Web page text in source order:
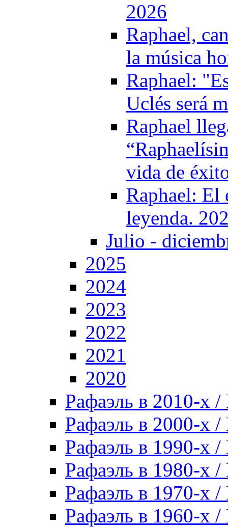
2026
Raphael,
la música
Raphael:
Uclés será
Raphael
vida de
Raphael: El
leyenda.
Julio -
2025
2024
2023
2022
2021
2020
Рафаэль в 2010-х /
Рафаэль в 2000-х /
Рафаэль в 1990-х /
Рафаэль в 1980-х /
Рафаэль в 1970-х /
Рафаэль в 1960-х /